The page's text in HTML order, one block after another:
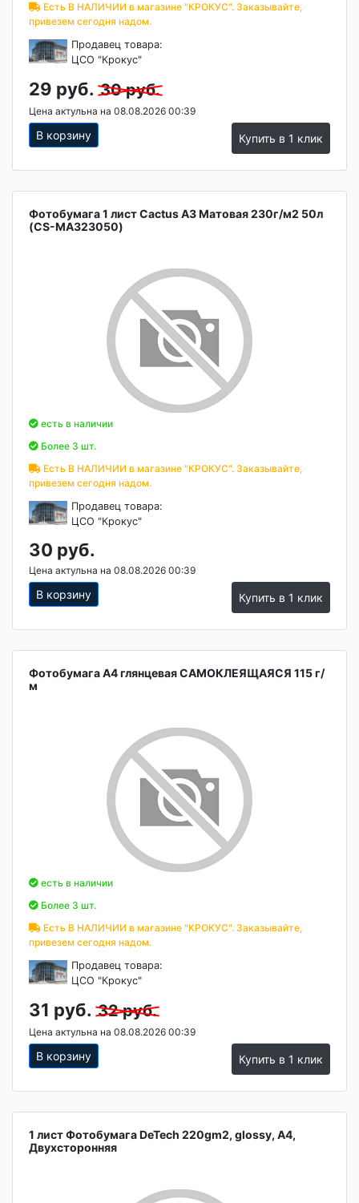
Есть В НАЛИЧИИ в магазине "КРОКУС". Заказывайте,
привезем сегодня надом.
Продавец товара:
ЦСО "Крокус"
29 руб. 30 руб.
Цена актульна на 08.08.2026 00:39
В корзину Купить в 1 клик
Фотобумага 1 лист Cactus А3 Матовая 230г/м2 50л
(CS-MA323050)
есть в наличии
Более 3 шт.
Есть В НАЛИЧИИ в магазине "КРОКУС". Заказывайте,
привезем сегодня надом.
Продавец товара:
ЦСО "Крокус"
30 руб.
Цена актульна на 08.08.2026 00:39
В корзину Купить в 1 клик
Фотобумага А4 глянцевая САМОКЛЕЯЩАЯСЯ 115 г/
м
есть в наличии
Более 3 шт.
Есть В НАЛИЧИИ в магазине "КРОКУС". Заказывайте,
привезем сегодня надом.
Продавец товара:
ЦСО "Крокус"
31 руб. 32 руб.
Цена актульна на 08.08.2026 00:39
В корзину Купить в 1 клик
1 лист Фотобумага DeTech 220gm2, glossy, A4,
Двухсторонняя